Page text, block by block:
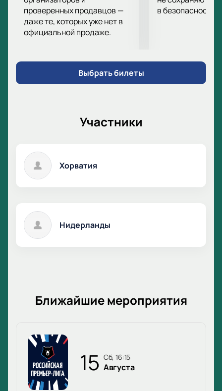
проверенных продавцов —
даже те, которых уже нет в
официальной продаже.
в безопасности.
Выбрать билеты
Участники
Хорватия
Нидерланды
Ближайшие мероприятия
15 сб, 16:15
Августа